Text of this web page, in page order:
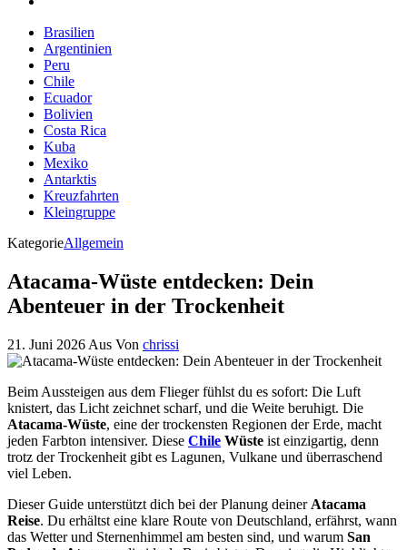
Brasilien
Argentinien
Peru
Chile
Ecuador
Bolivien
Costa Rica
Kuba
Mexiko
Antarktis
Kreuzfahrten
Kleingruppe
KategorieAllgemein
Atacama-Wüste entdecken: Dein
Abenteuer in der Trockenheit
21. Juni 2026 Aus Von chrissi
Beim Aussteigen aus dem Flieger fühlst du es sofort: Die Luft
knistert, das Licht zeichnet scharf, und die Weite beruhigt. Die
Atacama-Wüste, eine der trockensten Regionen der Erde, macht
jeden Farbton intensiver. Diese Chile Wüste ist einzigartig, denn
trotz der Trockenheit gibt es Lagunen, Vulkane und überraschend
viel Leben.
Dieser Guide unterstützt dich bei der Planung deiner Atacama
Reise. Du erhältst eine klare Route von Deutschland, erfährst, wann
das Wetter und Sternenhimmel am besten sind, und warum San